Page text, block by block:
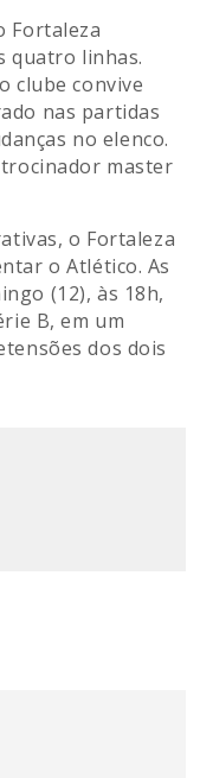
Fortaleza
quatro linhas.
clube convive
nas partidas
no elenco.
master
o Fortaleza
o Atlético. As
(12), às 18h,
B, em um
dos dois